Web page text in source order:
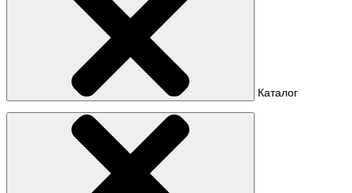
Каталог